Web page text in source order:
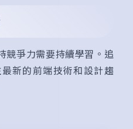
競爭力需要持續學習。追
新的前端技術和設計趨